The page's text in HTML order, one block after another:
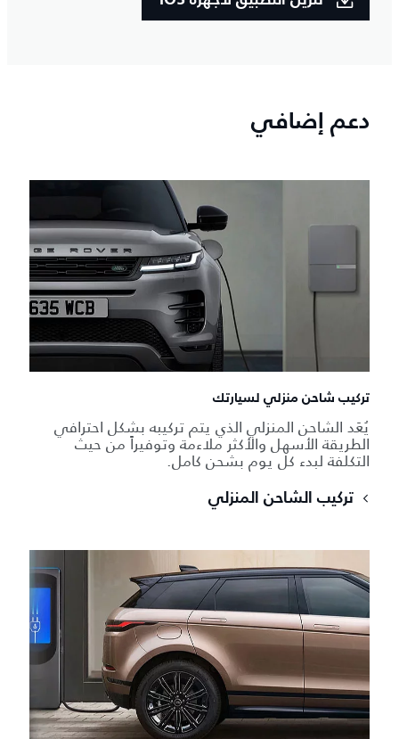
دعم إضافي
تركيب شاحن منزلي لسيارتك
يُعَد الشاحن المنزلي الذي يتم تركيبه بشكل احترافي
الطريقة الأسهل والأكثر ملاءمة وتوفيراً من حيث
التكلفة لبدء كل يوم بشحن كامل.
تركيب الشاحن المنزلي